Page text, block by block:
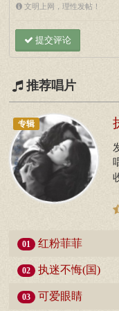
文明上网，理性发帖！
提交评论
推荐唱片
专辑
01 红粉菲菲
02 执迷不悔(国)
03 可爱眼睛